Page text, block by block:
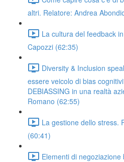
altri. Relatore: Andrea
La cultura del feedback
Capozzi (62:35)
Diversity & Inclusion
essere veicolo di bias
DEBIASSING in una realtà
Romano (62:55)
La gestione dello stress.
(60:41)
Elementi di